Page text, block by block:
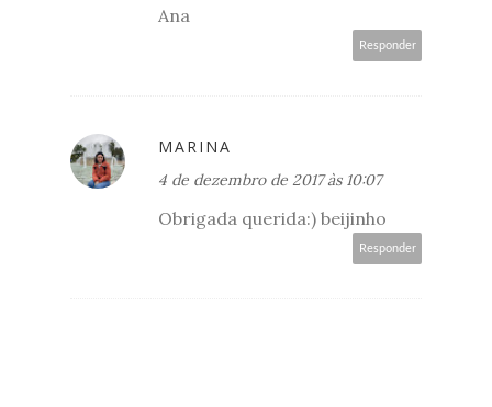
Ana
Responder
MARINA
4 de dezembro de 2017 às 10:07
Obrigada querida:) beijinho
Responder